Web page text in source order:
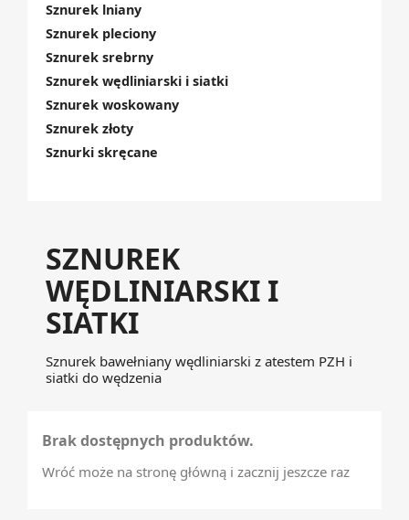
Sznurek lniany
Sznurek pleciony
Sznurek srebrny
Sznurek wędliniarski i siatki
Sznurek woskowany
Sznurek złoty
Sznurki skręcane
SZNUREK
WĘDLINIARSKI I
SIATKI
Sznurek bawełniany wędliniarski z atestem PZH i
siatki do wędzenia
Brak dostępnych produktów.
Wróć może na stronę główną i zacznij jeszcze raz